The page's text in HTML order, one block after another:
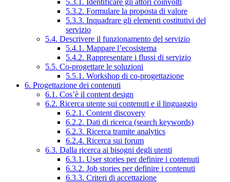
5.3.2. Formulare la proposta di valore
5.3.3. Inquadrare gli elementi costitutivi del
servizio
5.4. Descrivere il funzionamento del servizio
5.4.1. Mappare l’ecosistema
5.4.2. Rappresentare i flussi di servizio
5.5. Co-progettare le soluzioni
5.5.1. Workshop di co-progettazione
6. Progettazione dei contenuti
6.1. Cos’è il content design
6.2. Ricerca utente sui contenuti e il linguaggio
6.2.1. Content discovery
6.2.2. Dati di ricerca (search keywords)
6.2.3. Ricerca tramite analytics
6.2.4. Ricerca sui forum
6.3. Dalla ricerca ai bisogni degli utenti
6.3.1. User stories per definire i contenuti
6.3.2. Job stories per definire i contenuti
6.3.3. Criteri di accettazione